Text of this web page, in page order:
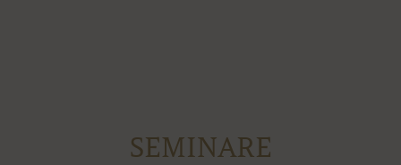
SEMINARE